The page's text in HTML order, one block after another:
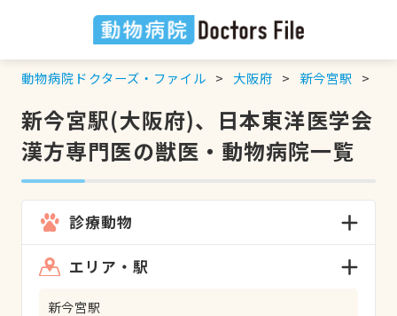
動物病院ドクターズ・ファイル 大阪府 新今宮駅
新今宮駅(大阪府)、日本東洋医学会
漢方専門医の獣医・動物病院一覧
診療動物
エリア・駅
新今宮駅